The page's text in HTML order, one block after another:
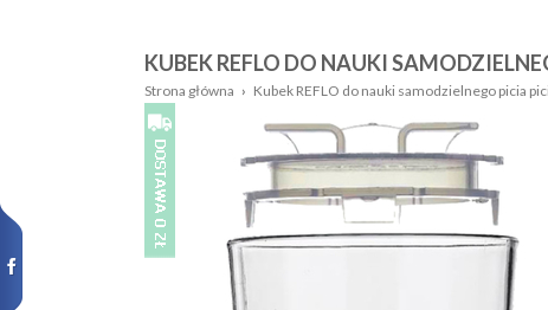
Nazwa:
dziecka:
Rozmiar:
Nowości,
promocje:
Płeć:
Wzór:
KUBEK REFLO DO NAUKI
Strona główna › Kubek REFLO do nauki samodzielnego picia